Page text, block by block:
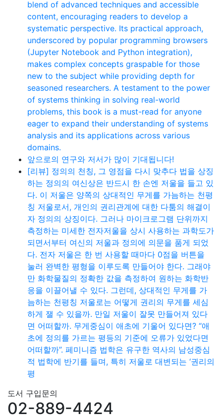
blend of advanced techniques and accessible
content, encouraging readers to develop a
systematic perspective. Its practical approach,
underscored by popular programming browsers
(Jupyter Notebook and Python integration),
makes complex concepts graspable for those
new to the subject while providing depth for
seasoned researchers. A testament to the power
of systems thinking in solving real-world
problems, this book is a must-read for anyone
eager to expand their understanding of systems
analysis and its applications across various
domains.
앞으로의 연구와 저서가 많이 기대됩니다!
[리뷰] 정의의 천칭, 그 영점을 다시 맞추다 법을 상징
하는 정의의 여신상은 반드시 한 손엔 저울을 들고 있
다. 이 저울은 양쪽의 상대적인 무게를 가늠하는 천평
칭 저울로서, 개인의 권리관계에 대한 다툼의 해결이
자 정의의 상징이다. 그러나 마이크로그램 단위까지
측정하는 미세한 전자저울을 상시 사용하는 과학도가
되면서부터 여신의 저울과 정의에 의문을 품게 되었
다. 전자 저울은 한 번 사용할 때마다 0점을 버튼을
눌러 완벽한 평형을 이루도록 만들어야 한다. 그래야
만 화학물질의 정확한 값을 측정하여 원하는 화학반
응을 이끌어낼 수 있다. 그런데, 상대적인 무게를 가
늠하는 천평칭 저울로는 어떻게 권리의 무게를 세심
하게 잴 수 있을까. 만일 저울이 잘못 만들어져 있다
면 어떠할까. 무게중심이 애초에 기울어 있다면? “애
초에 정의를 가르는 평등의 기준에 오류가 있었다면
어떠할까”. 페미니즘 법학은 유구한 역사의 남성중심
적 법학에 반기를 들며, 특히 저울로 대변되는 ‘권리의
평
도서 구입문의
02-889-4424